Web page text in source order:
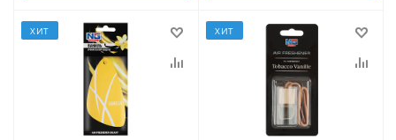
ХИТ ХИТ